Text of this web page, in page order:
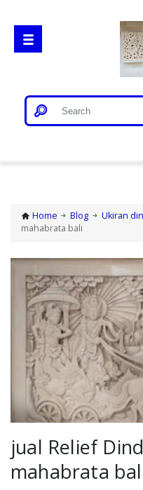
Home Blog Ukiran
mahabrata bali
jual Relief
mahabrata